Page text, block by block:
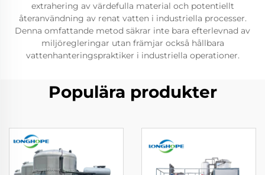
extrahering av värdefulla material och potentiellt
återanvändning av renat vatten i industriella processer.
Denna omfattande metod säkrar inte bara efterlevnad av
miljöregleringar utan främjar också hållbara
vattenhanteringspraktiker i industriella operationer.
Populära produkter